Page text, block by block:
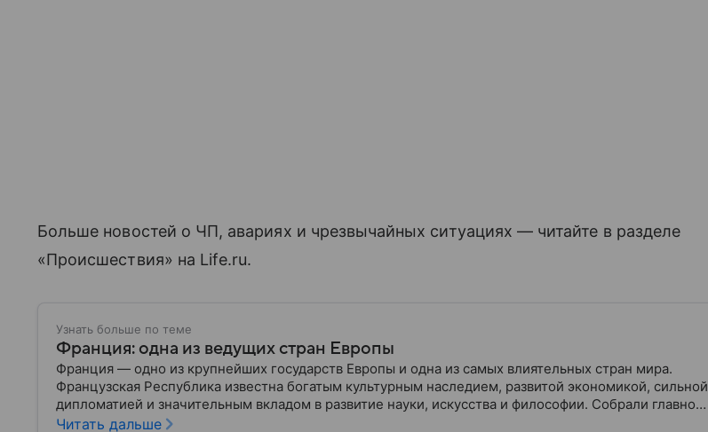
Больше новостей о ЧП, авариях и чрезвычайных ситуациях — читайте в разделе
«Происшествия» на Life.ru.
Узнать больше по теме
Франция: одна из ведущих стран Европы
Франция — одно из крупнейших государств Европы и одна из самых влиятельных стран мира.
Французская Республика известна богатым культурным наследием, развитой экономикой, сильной
дипломатией и значительным вкладом в развитие науки, искусства и философии. Собрали главное
о ней.
Читать дальше